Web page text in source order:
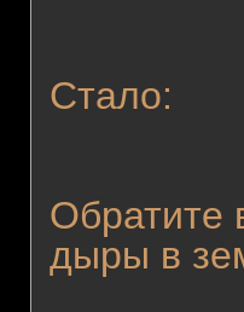
Стало:
Обратите
дыры в